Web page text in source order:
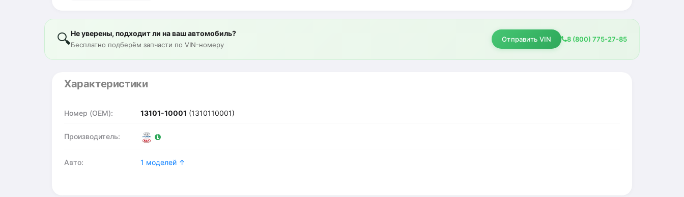
🔍Не уверены, подходит ли на ваш автомобиль?
Бесплатно подберём запчасти по VIN-номеру
Отправить VIN 8 (800) 775-27-85
Характеристики
Номер (OEM): 13101-10001 (1310110001)
Производитель:
Авто: 1 моделей ↑